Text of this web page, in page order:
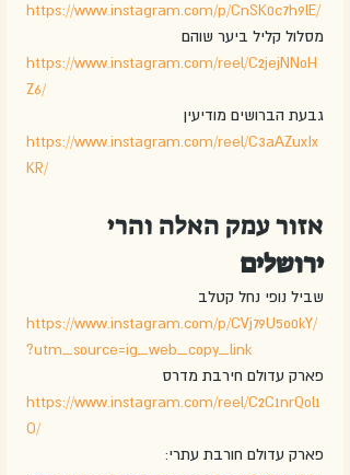
https://www.instagram.com/p/CnSK0c7h9lE/
מסלול קליל ביער שוהם
https://www.instagram.com/reel/C2jejNNoH
Z6/
גבעת הברושים מודיעין
https://www.instagram.com/reel/C3aAZuxIx
KR/
אזור עמק האלה והרי
ירושלים
שביל נופי נחל קטלב
https://www.instagram.com/p/CVj79U5o0kY/
?utm_source=ig_web_copy_link
פארק עדולם חירבת מדרס
https://www.instagram.com/reel/C2C1nrQol1
O/
פארק עדולם חורבת עתרי: